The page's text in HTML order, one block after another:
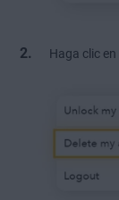
Haga clic en